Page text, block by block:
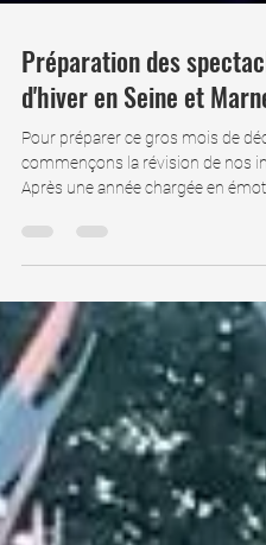
Préparation des
d'hiver en Seine et
Pour préparer ce gros mois de
commençons la révision de nos